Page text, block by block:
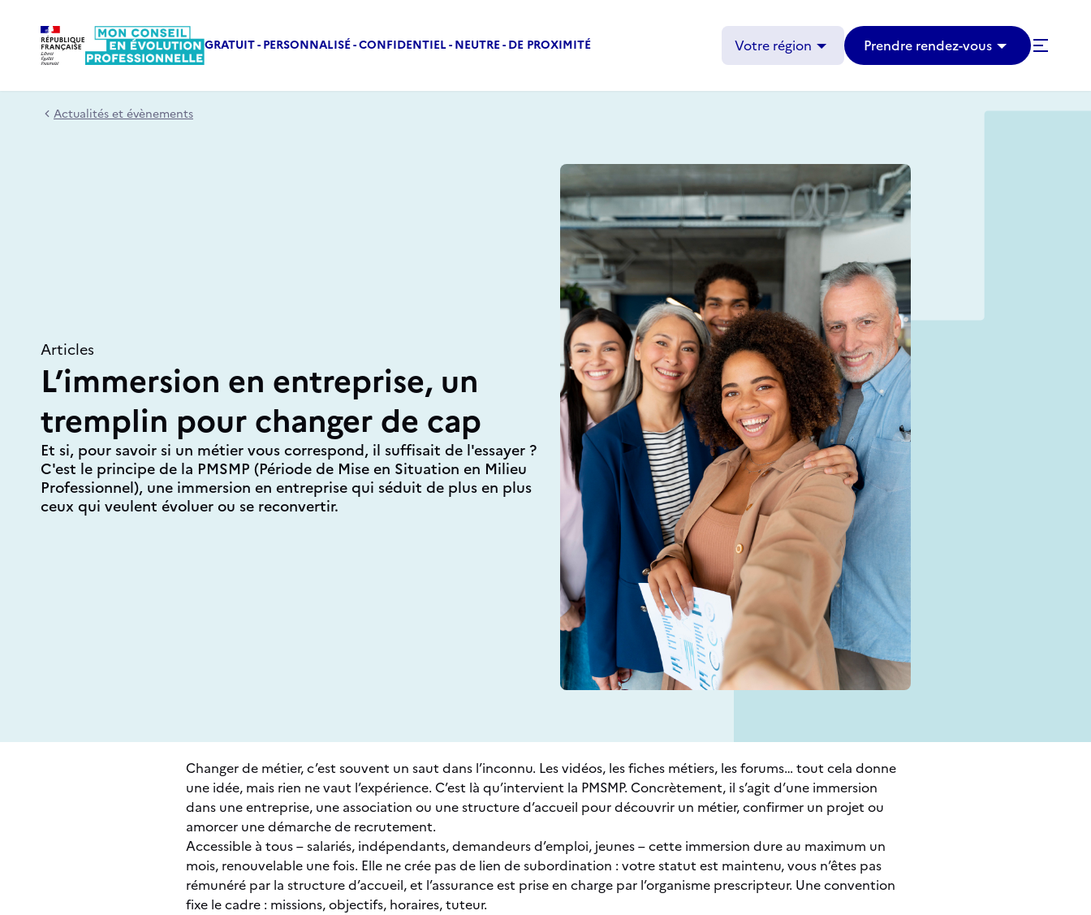
GRATUIT - PERSONNALISÉ - CONFIDENTIEL - NEUTRE - DE PROXIMITÉ Votre région Prendre rendez-vous
Mon CEP par Avenir Actifs Témoignages Articles et évènements
Actualités et évènements
Articles
L’immersion en entreprise, un
tremplin pour changer de cap
Et si, pour savoir si un métier vous correspond, il suffisait de l'essayer ?
C'est le principe de la PMSMP (Période de Mise en Situation en Milieu
Professionnel), une immersion en entreprise qui séduit de plus en plus
ceux qui veulent évoluer ou se reconvertir.
Changer de métier, c’est souvent un saut dans l’inconnu. Les vidéos, les fiches métiers, les forums… tout cela donne
une idée, mais rien ne vaut l’expérience. C’est là qu’intervient la PMSMP. Concrètement, il s’agit d’une immersion
dans une entreprise, une association ou une structure d’accueil pour découvrir un métier, confirmer un projet ou
amorcer une démarche de recrutement.
Accessible à tous – salariés, indépendants, demandeurs d’emploi, jeunes – cette immersion dure au maximum un
mois, renouvelable une fois. Elle ne crée pas de lien de subordination : votre statut est maintenu, vous n’êtes pas
rémunéré par la structure d’accueil, et l’assurance est prise en charge par l’organisme prescripteur. Une convention
fixe le cadre : missions, objectifs, horaires, tuteur.